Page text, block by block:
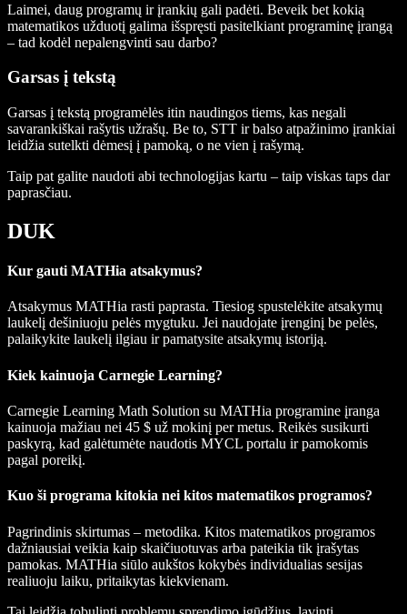
Laimei, daug programų ir įrankių gali padėti. Beveik bet kokią
matematikos užduotį galima išspręsti pasitelkiant programinę įrangą
– tad kodėl nepalengvinti sau darbo?
Garsas į tekstą
Garsas į tekstą programėlės itin naudingos tiems, kas negali
savarankiškai rašytis užrašų. Be to, STT ir balso atpažinimo įrankiai
leidžia sutelkti dėmesį į pamoką, o ne vien į rašymą.
Taip pat galite naudoti abi technologijas kartu – taip viskas taps dar
paprasčiau.
DUK
Kur gauti MATHia atsakymus?
Atsakymus MATHia rasti paprasta. Tiesiog spustelėkite atsakymų
laukelį dešiniuoju pelės mygtuku. Jei naudojate įrenginį be pelės,
palaikykite laukelį ilgiau ir pamatysite atsakymų istoriją.
Kiek kainuoja Carnegie Learning?
Carnegie Learning Math Solution su MATHia programine įranga
kainuoja mažiau nei 45 $ už mokinį per metus. Reikės susikurti
paskyrą, kad galėtumėte naudotis MYCL portalu ir pamokomis
pagal poreikį.
Kuo ši programa kitokia nei kitos matematikos programos?
Pagrindinis skirtumas – metodika. Kitos matematikos programos
dažniausiai veikia kaip skaičiuotuvas arba pateikia tik įrašytas
pamokas. MATHia siūlo aukštos kokybės individualias sesijas
realiuoju laiku, pritaikytas kiekvienam.